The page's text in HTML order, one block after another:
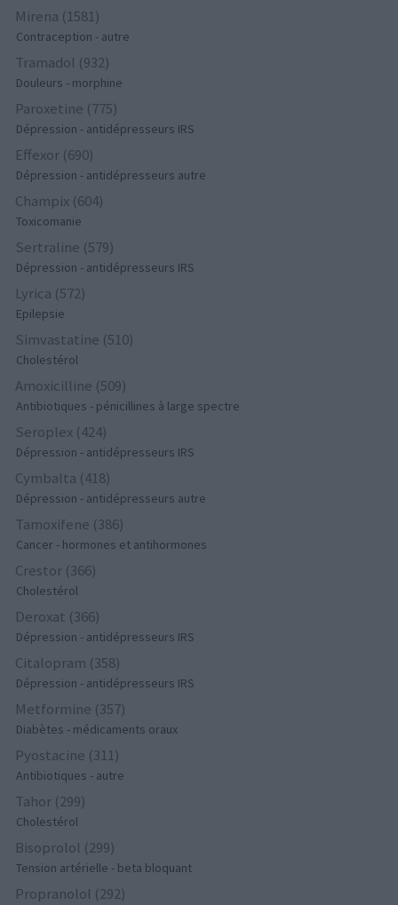
Mirena (1581)
Contraception - autre
Tramadol (932)
Douleurs - morphine
Paroxetine (775)
Dépression - antidépresseurs IRS
Effexor (690)
Dépression - antidépresseurs autre
Champix (604)
Toxicomanie
Sertraline (579)
Dépression - antidépresseurs IRS
Lyrica (572)
Epilepsie
Simvastatine (510)
Cholestérol
Amoxicilline (509)
Antibiotiques - pénicillines à large spectre
Seroplex (424)
Dépression - antidépresseurs IRS
Cymbalta (418)
Dépression - antidépresseurs autre
Tamoxifene (386)
Cancer - hormones et antihormones
Crestor (366)
Cholestérol
Deroxat (366)
Dépression - antidépresseurs IRS
Citalopram (358)
Dépression - antidépresseurs IRS
Metformine (357)
Diabètes - médicaments oraux
Pyostacine (311)
Antibiotiques - autre
Tahor (299)
Cholestérol
Bisoprolol (299)
Tension artérielle - beta bloquant
Propranolol (292)